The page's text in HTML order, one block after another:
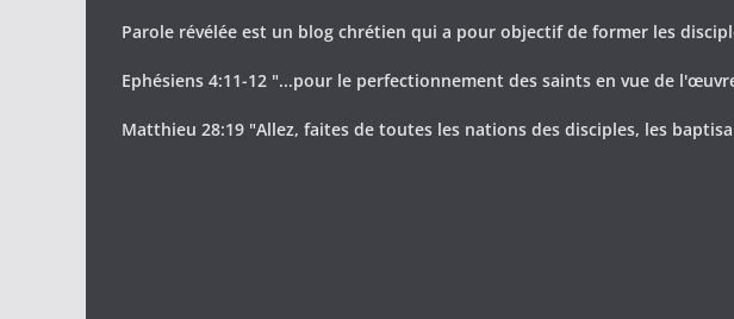
Parole révélée est un blog chrétien qui a pour objectif de former les
Ephésiens 4:11-12 "...pour le perfectionnement des saints en vue de
Matthieu 28:19 "Allez, faites de toutes les nations des disciples, les